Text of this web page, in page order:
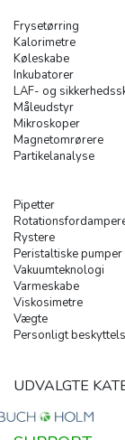
Frysetørring
Kalorimetre
Køleskabe
Inkubatorer
LAF- og
Måleudstyr
Mikroskoper
Magnetomrørere
Partikelanalyse
Pipetter
Rystere
Peristaltiske pumper
Vakuumteknologi
Varmeskabe
Viskosimetre
Vægte
Personligt
UDVALGTE